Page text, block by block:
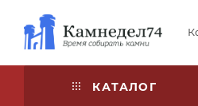
КАТАЛОГ